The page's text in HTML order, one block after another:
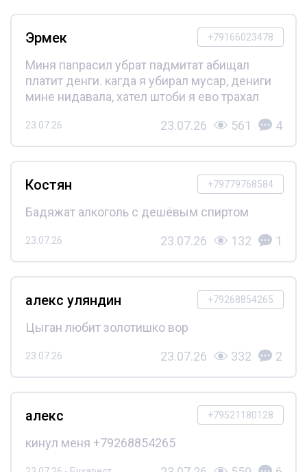
+79166023478
Эрмек
Миня папрасил убрат падмитат абищал
платит денги. кагда я убирал мусар, дениги
мине нидавала, хател штоби я ево трахал
23.07.26 23.07.26 561 4
+79779768584
Костян
Бадяжат алкоголь с дешёвым спиртом
23.07.26 23.07.26 132 1
+79268854265
алекс уляндин
Цыган любит золотишко вор
23.07.26 23.07.26 332 2
+79521180128
алекс
кинул меня +79268854265